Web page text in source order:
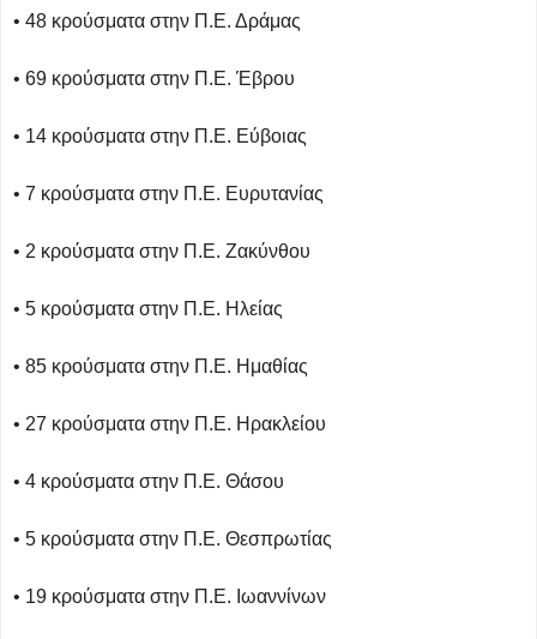
• 48 κρούσματα στην Π.Ε. Δράμας
• 69 κρούσματα στην Π.Ε. Έβρου
• 14 κρούσματα στην Π.Ε. Εύβοιας
• 7 κρούσματα στην Π.Ε. Ευρυτανίας
• 2 κρούσματα στην Π.Ε. Ζακύνθου
• 5 κρούσματα στην Π.Ε. Ηλείας
• 85 κρούσματα στην Π.Ε. Ημαθίας
• 27 κρούσματα στην Π.Ε. Ηρακλείου
• 4 κρούσματα στην Π.Ε. Θάσου
• 5 κρούσματα στην Π.Ε. Θεσπρωτίας
• 19 κρούσματα στην Π.Ε. Ιωαννίνων